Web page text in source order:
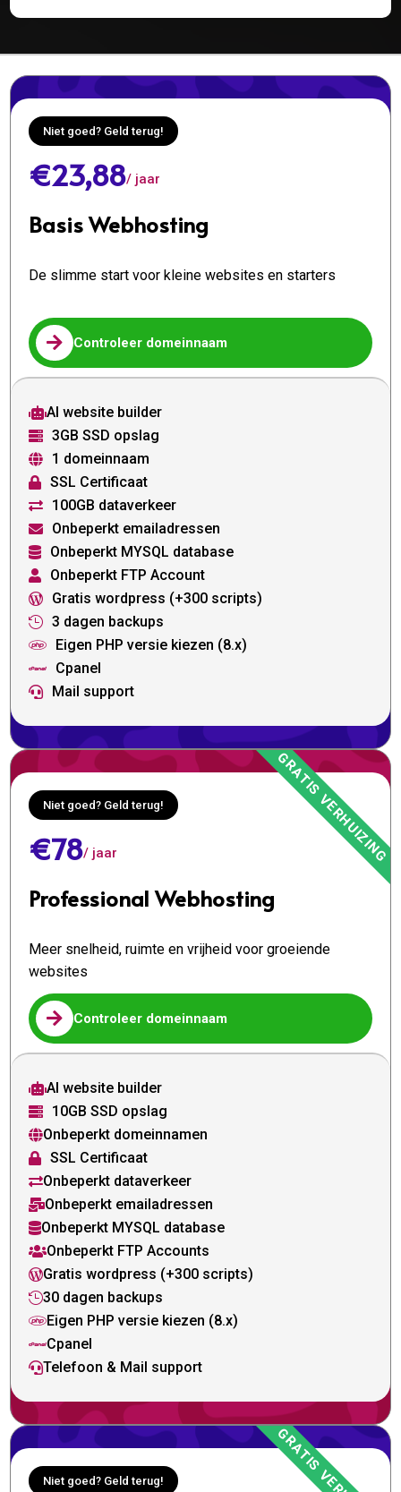
Niet goed? Geld terug!
€23,88/ jaar
Basis Webhosting
De slimme start voor kleine websites en starters
 Controleer domeinnaam
AI website builder
 3GB SSD opslag
 1 domeinnaam
 SSL Certificaat
 100GB dataverkeer
 Onbeperkt emailadressen
 Onbeperkt MYSQL database
 Onbeperkt FTP Account
 Gratis wordpress (+300 scripts)
 3 dagen backups
 Eigen PHP versie kiezen (8.x)
 Cpanel
 Mail support
Niet goed? Geld terug!
€78/ jaar
Professional Webhosting
Meer snelheid, ruimte en vrijheid voor groeiende
websites
 Controleer domeinnaam
AI website builder
 10GB SSD opslag
Onbeperkt domeinnamen
 SSL Certificaat
Onbeperkt dataverkeer
Onbeperkt emailadressen
Onbeperkt MYSQL database
Onbeperkt FTP Accounts
Gratis wordpress (+300 scripts)
30 dagen backups
Eigen PHP versie kiezen (8.x)
Cpanel
Telefoon & Mail support
Niet goed? Geld terug!